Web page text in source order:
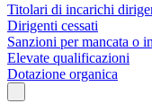
Titolari di incarichi
Dirigenti cessati
Sanzioni per mancata o
Elevate qualificazioni
Dotazione organica